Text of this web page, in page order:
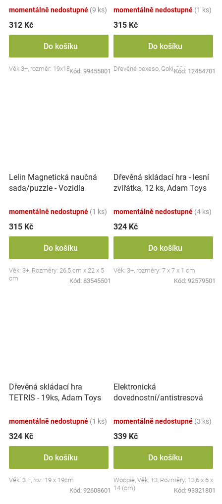
momentálně nedostupné (9 ks)
312 Kč
Do košíku
Věk 3+, rozměr: 19x18 cm
Kód: 99455801
momentálně nedostupné (1 ks)
315 Kč
Do košíku
Dřevěné pexeso, Goki, 32 ks
Kód: 12454701
Lelin Magnetická naučná
sada/puzzle - Vozidla
momentálně nedostupné (1 ks)
315 Kč
Do košíku
Věk: 3+, Rozměry: 26,5 cm x 22 x 5
cm
Kód: 83545501
Dřevěná skládací hra - lesní
zvířátka, 12 ks, Adam Toys
momentálně nedostupné (4 ks)
324 Kč
Do košíku
Věk: 3+, rozměry: 7 x 7 x 1 cm
Kód: 92579501
Dřevěná skládací hra
TETRIS - 19ks, Adam Toys
momentálně nedostupné (1 ks)
324 Kč
Do košíku
Věk: 3 +, roz. 19 x 19cm
Kód: 92608601
Elektronická
dovednostní/antistresová
momentálně nedostupné (3 ks)
339 Kč
Do košíku
Woopie, Věk: +3, Rozměry: 13,6 x 6 x
14 (cm)
Kód: 93321801